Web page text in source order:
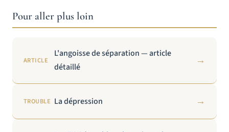
Pour aller plus loin
ARTICLE
L'angoisse de séparation — article
détaillé
→
TROUBLE La dépression →